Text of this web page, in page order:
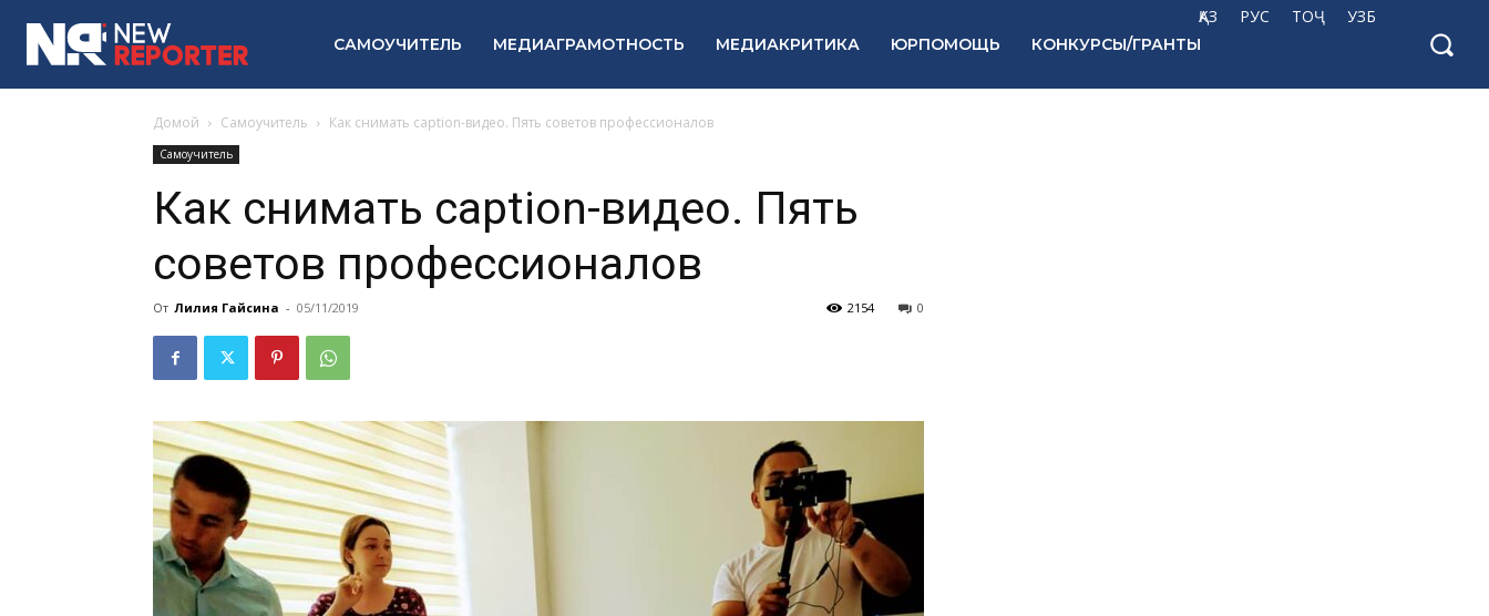
ҚАЗ РУС ТОҶ УЗБ
САМОУЧИТЕЛЬ МЕДИАГРАМОТНОСТЬ МЕДИАКРИТИКА ЮРПОМОЩЬ КОНКУРСЫ/ГРАНТЫ
Домой Самоучитель Как снимать caption-видео. Пять советов профессионалов
Самоучитель
Как снимать caption-видео. Пять
советов профессионалов
От Лилия Гайсина - 05/11/2019 0
2154